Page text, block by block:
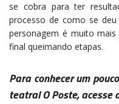
se cobra para ter
processo de como se
personagem é muito
final queimando etapas.
Para conhecer um
teatral O Poste, acesse